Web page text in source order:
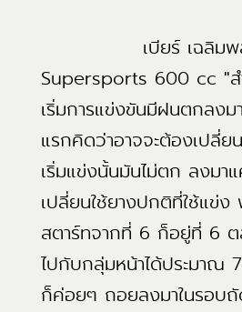
เบียร์ เฉลิมพล ผ
Supersports 600 cc "
เริ่มการแข่งขันมีฝนตกลง
แรกคิดว่าอาจจะต้องเปลี่ย
เริ่มแข่งนั้นมันไม่ตก ลงมา
เปลี่ยนใช้ยางปกติที่ใช้แข่ง
สตาร์ทจากที่ 6 ก็อยู่ที่ 6 ต
ไปกับกลุ่มหน้าได้ประมาณ
ก็ค่อยๆ ถอยลงมาในรอบ